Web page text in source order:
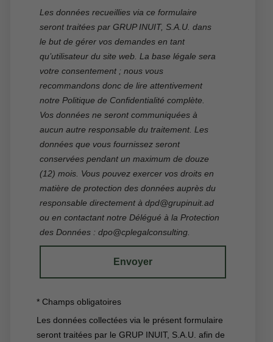
la modifier.
Localisateur
Courriel
Accès
Les données recueillies via ce formulaire
seront traitées par GRUP INUIT, S.A.U. dans
le but de gérer vos demandes en tant
qu’utilisateur du site web. La base légale sera
votre consentement ; nous vous
recommandons donc de lire attentivement
notre Politique de Confidentialité complète.
Vos données ne seront communiquées à
aucun autre responsable du traitement. Les
données que vous fournissez seront
conservées pendant un maximum de douze
(12) mois. Vous pouvez exercer vos droits en
matière de protection des données auprès du
responsable directement à dpd@grupinuit.ad
ou en contactant notre Délégué à la Protection
des Données : dpo@cplegalconsulting
Envoyer
* Champs obligatoires
Les données collectées via le présent formulaire
seront traitées par le GRUP INUIT, S.A.U. afin de